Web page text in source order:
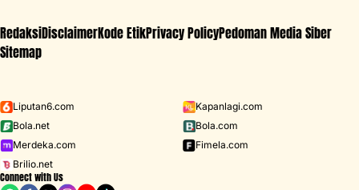
Iklan - Scroll ke bawah untuk melanjutkan
RedaksiDisclaimerKode EtikPrivacy PolicyPedoman Media Siber
Sitemap
Liputan6.com
Kapanlagi.com
Bola.net
Bola.com
Merdeka.com
Fimela.com
Brilio.net
Connect with Us
D ACADEMY 8 Raisa